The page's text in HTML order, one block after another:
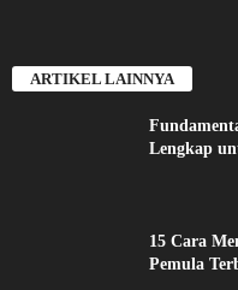
ARTIKEL LAINNYA
Lengkap
15 Cara
Pemula